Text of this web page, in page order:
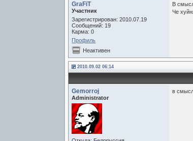
GraFiT
Участник
Зарегистрирован: 2010.07.19
Сообщений: 19
Карма: 0
Профиль
В
Че
Неактивен
2010.09.02 06:14
Gemorroj
Administrator
в